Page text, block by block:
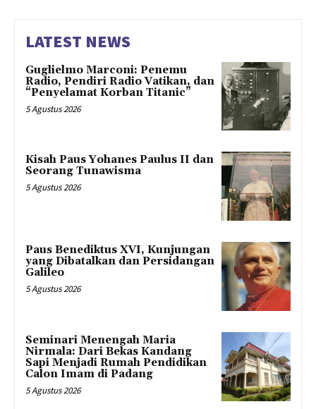
LATEST NEWS
Guglielmo Marconi: Penemu
Radio, Pendiri Radio Vatikan, dan
“Penyelamat Korban Titanic”
5 Agustus 2026
Kisah Paus Yohanes Paulus II dan
Seorang Tunawisma
5 Agustus 2026
Paus Benediktus XVI, Kunjungan
yang Dibatalkan dan Persidangan
Galileo
5 Agustus 2026
Seminari Menengah Maria
Nirmala: Dari Bekas Kandang
Sapi Menjadi Rumah Pendidikan
Calon Imam di Padang
5 Agustus 2026